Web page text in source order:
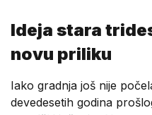
Ideja stara
novu priliku
Iako gradnja još nije
devedesetih godina